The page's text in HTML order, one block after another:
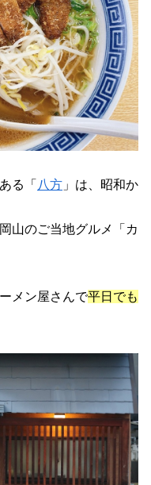
る「 八方 」は、昭和か
山のご当地グルメ「カ
メン屋さんで平日でも